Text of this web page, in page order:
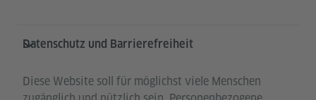
Datenschutz und Barrierefreiheit
Diese Website soll für möglichst viele Menschen